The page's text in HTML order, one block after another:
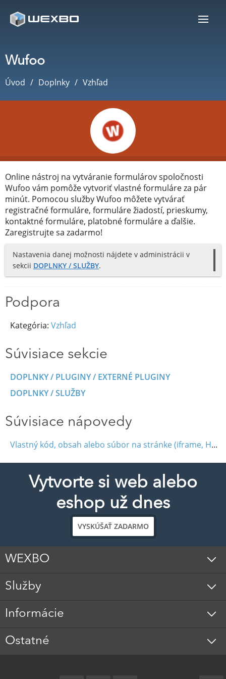
Wufoo
Úvod Doplnky Vzhľad
Online nástroj na vytváranie formulárov spoločnosti
Wufoo vám pomôže vytvoriť vlastné formuláre za pár
minút. Pomocou služby Wufoo môžete vytvárať
registračné formuláre, formuláre žiadostí, prieskumy,
kontaktné formuláre, platobné formuláre a ďalšie.
Zaregistrujte sa zadarmo!
Nastavenia danej možnosti nájdete v administrácii v
sekcii DOPLNKY / SLUŽBY.
Podpora
Kategória: Vzhľad
Súvisiace sekcie
DOPLNKY / PLUGINY / EXTERNÉ PLUGINY
DOPLNKY / SLUŽBY
Súvisiace nápovedy
Vlastný kód, obsah alebo súbor na stránke (iframe, HTML, JavaScript)
Vytvorte si web alebo
eshop už dnes
VYSKÚŠAŤ ZADARMO
WEXBO
Služby
Informácie
Ostatné